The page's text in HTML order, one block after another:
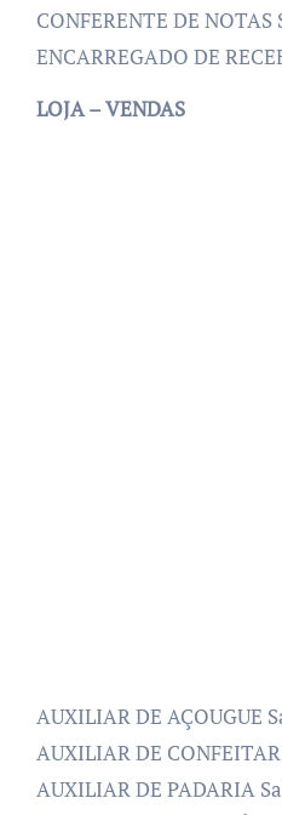
CONFERENTE DE
ENCARREGADO DE
LOJA – VENDAS
AUXILIAR DE AÇOUGUE
AUXILIAR DE
AUXILIAR DE PADARIA